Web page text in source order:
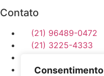
Contato
(21) 96489-0472
(21) 3225-4333
Rua Adolfo